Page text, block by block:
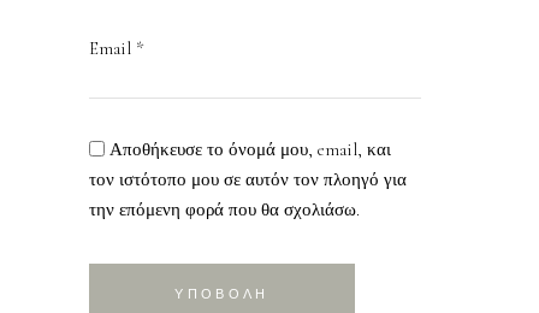
Email *
Αποθήκευσε το όνομά μου, email, και
τον ιστότοπο μου σε αυτόν τον πλοηγό για
την επόμενη φορά που θα σχολιάσω.